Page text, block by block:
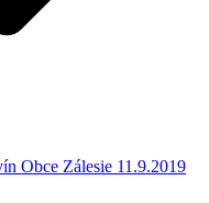
Obce Zálesie 11.9.2019